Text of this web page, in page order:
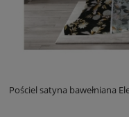
Pościel satyna bawełniana